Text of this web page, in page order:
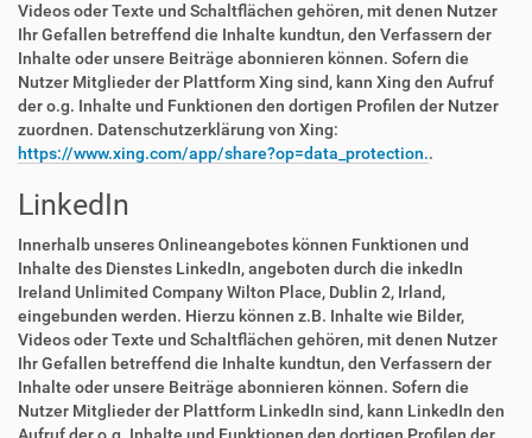
Videos oder Texte und Schaltflächen gehören, mit denen Nutzer
Ihr Gefallen betreffend die Inhalte kundtun, den Verfassern der
Inhalte oder unsere Beiträge abonnieren können. Sofern die
Nutzer Mitglieder der Plattform Xing sind, kann Xing den Aufruf
der o.g. Inhalte und Funktionen den dortigen Profilen der Nutzer
zuordnen. Datenschutzerklärung von Xing:
https://www.xing.com/app/share?op=data_protection..
LinkedIn
Innerhalb unseres Onlineangebotes können Funktionen und
Inhalte des Dienstes LinkedIn, angeboten durch die inkedIn
Ireland Unlimited Company Wilton Place, Dublin 2, Irland,
eingebunden werden. Hierzu können z.B. Inhalte wie Bilder,
Videos oder Texte und Schaltflächen gehören, mit denen Nutzer
Ihr Gefallen betreffend die Inhalte kundtun, den Verfassern der
Inhalte oder unsere Beiträge abonnieren können. Sofern die
Nutzer Mitglieder der Plattform LinkedIn sind, kann LinkedIn den